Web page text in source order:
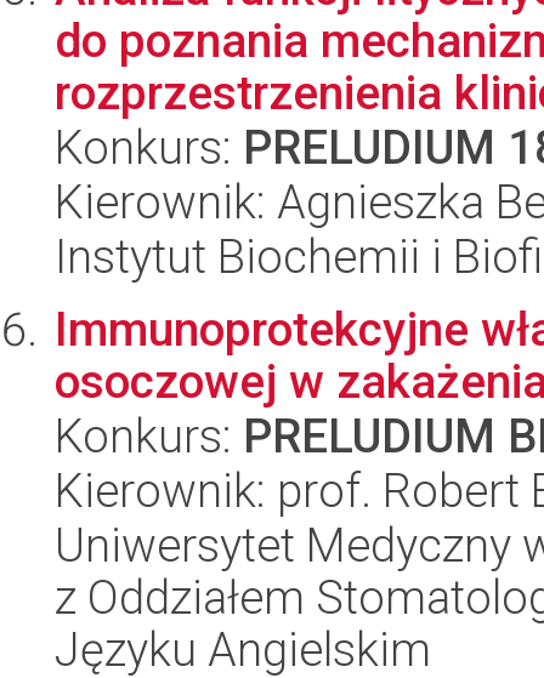
do poznania
rozprzestrzenienia
Konkurs: PRELUDIUM
Kierownik: Agnieszka
Instytut Biochemii i
Immunoprotekcyjne
osoczowej w
Konkurs: PRELUDIUM
Kierownik: prof. Robert
Uniwersytet Medyczny
z Oddziałem
Języku Angielskim